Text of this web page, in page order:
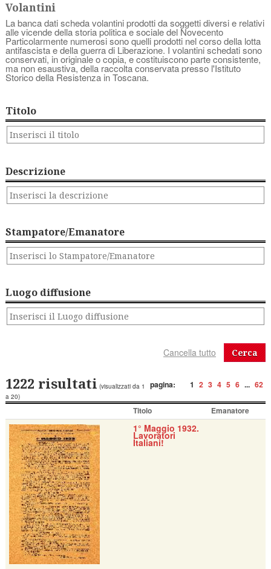
Volantini
La banca dati scheda volantini prodotti da soggetti diversi e relativi
alle vicende della storia politica e sociale del Novecento
Particolarmente numerosi sono quelli prodotti nel corso della lotta
antifascista e della guerra di Liberazione. I volantini schedati sono
conservati, in originale o copia, e costituiscono parte consistente,
ma non esaustiva, della raccolta conservata presso l'Istituto
Storico della Resistenza in Toscana.
Titolo
Descrizione
Stampatore/Emanatore
Luogo diffusione
Cerca
pagina: 1 2 3 4 5 6 ... 62
1222 risultati (visualizzati da 1
a 20)
Titolo Emanatore
1° Maggio 1932.
Lavoratori
Italiani!